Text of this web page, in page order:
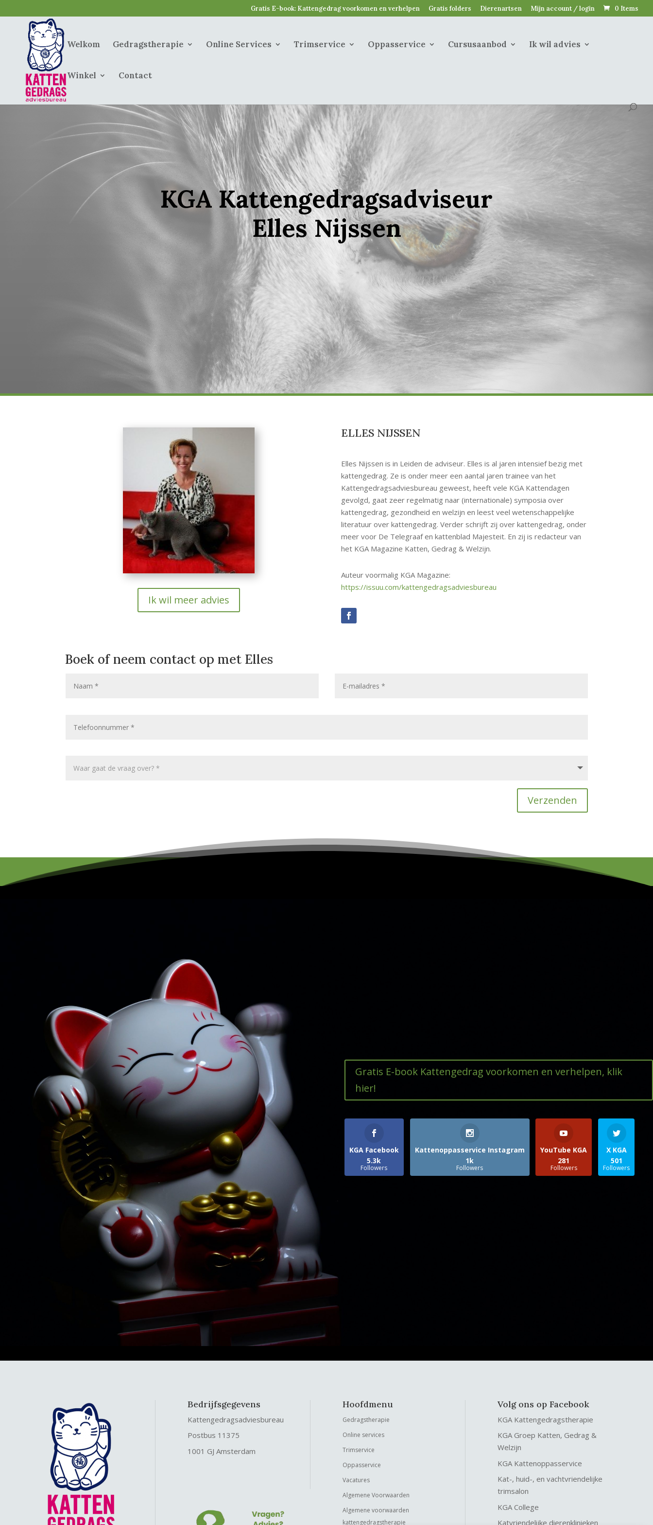
Gratis E-book: Kattengedrag voorkomen en verhelpen Gratis folders Dierenartsen Mijn account / login 0 Items
Welkom Gedragstherapie Online Services Trimservice Oppasservice Cursusaanbod Ik wil advies
Winkel Contact
KGA Kattengedragsadviseur
Elles Nijssen
Ik wil meer advies
ELLES NIJSSEN
Elles Nijssen is in Leiden de adviseur. Elles is al jaren intensief bezig met
kattengedrag. Ze is onder meer een aantal jaren trainee van het
Kattengedragsadviesbureau geweest, heeft vele KGA Kattendagen
gevolgd, gaat zeer regelmatig naar (internationale) symposia over
kattengedrag, gezondheid en welzijn en leest veel wetenschappelijke
literatuur over kattengedrag. Verder schrijft zij over kattengedrag, onder
meer voor De Telegraaf en kattenblad Majesteit. En zij is redacteur van
het KGA Magazine Katten, Gedrag & Welzijn.
Auteur voormalig KGA Magazine:
https://issuu.com/kattengedragsadviesbureau
Boek of neem contact op met Elles
Verzenden
Gratis E-book Kattengedrag voorkomen en verhelpen, klik
hier!
KGA Facebook
5.3k
Followers
Kattenoppasservice Instagram
1k
Followers
YouTube KGA
281
Followers
X KGA
501
Followers
Bedrijfsgegevens
Kattengedragsadviesbureau
Postbus 11375
1001 GJ Amsterdam
Hoofdmenu
Gedragstherapie
Online services
Trimservice
Oppasservice
Vacatures
Algemene Voorwaarden
Algemene voorwaarden
kattengedragstherapie
Volg ons op Facebook
KGA Kattengedragstherapie
KGA Groep Katten, Gedrag &
Welzijn
KGA Kattenoppasservice
Kat-, huid-, en vachtvriendelijke
trimsalon
KGA College
Katvriendelijke dierenklinieken